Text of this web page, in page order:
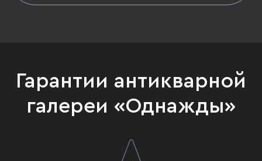
Гарантии антикварной
галереи «Однажды»